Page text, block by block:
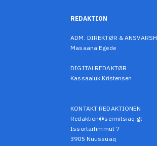
REDAKTION
ADM. DIREKTØR &
Masaana Egede
DIGITALREDAKTØR
Kassaaluk Kristensen
KONTAKT REDAKTIONEN
Redaktion@sermitsiaq.gl
Issortarfimmut 7
3905 Nuussuaq